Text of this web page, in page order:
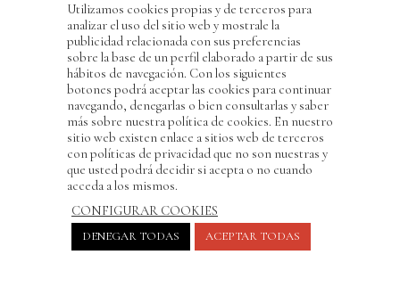
Utilizamos cookies propias y de terceros para
analizar el uso del sitio web y mostrale la
publicidad relacionada con sus preferencias
sobre la base de un perfil elaborado a partir de sus
hábitos de navegación. Con los siguientes
botones podrá aceptar las cookies para continuar
navegando, denegarlas o bien consultarlas y saber
más sobre nuestra política de cookies. En nuestro
sitio web existen enlace a sitios web de terceros
con políticas de privacidad que no son nuestras y
que usted podrá decidir si acepta o no cuando
acceda a los mismos.
CONFIGURAR COOKIES
DENEGAR TODAS ACEPTAR TODAS